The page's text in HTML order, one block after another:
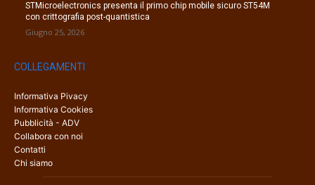
STMicroelectronics presenta il primo chip mobile sicuro ST54M
con crittografia post-quantistica
Giugno 25, 2026
COLLEGAMENTI
Informativa Pivacy
Informativa Cookies
Pubblicità - ADV
Collabora con noi
Contatti
Chi siamo